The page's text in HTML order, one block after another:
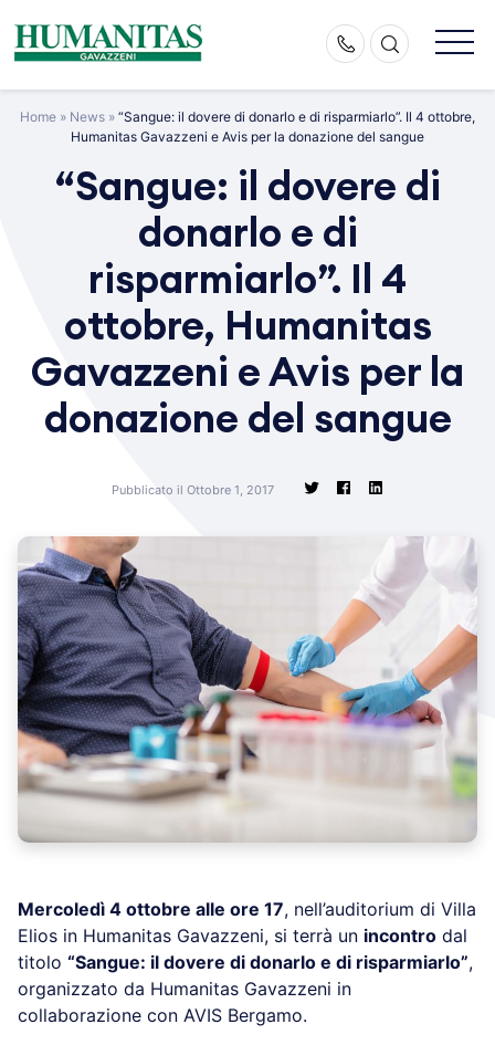
content
Home » News » “Sangue: il dovere di donarlo e di risparmiarlo”. Il 4 ottobre,
Humanitas Gavazzeni e Avis per la donazione del sangue
“Sangue: il dovere di
donarlo e di
risparmiarlo”. Il 4
ottobre, Humanitas
Gavazzeni e Avis per la
donazione del sangue
Pubblicato il Ottobre 1, 2017
Mercoledì 4 ottobre alle ore 17, nell’auditorium di Villa
Elios in Humanitas Gavazzeni, si terrà un incontro dal
titolo “Sangue: il dovere di donarlo e di risparmiarlo”,
organizzato da Humanitas Gavazzeni in
collaborazione con AVIS Bergamo.